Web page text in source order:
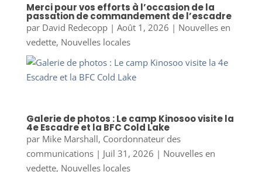
Merci pour vos efforts à l’occasion de la
passation de commandement de l’escadre
par David Redecopp| Août 1, 2026 | Nouvelles en
vedette, Nouvelles locales
Galerie de photos : Le camp Kinosoo visite la
4e Escadre et la BFC Cold Lake
par Mike Marshall, Coordonnateur des
communications| Juil 31, 2026 | Nouvelles en
vedette, Nouvelles locales